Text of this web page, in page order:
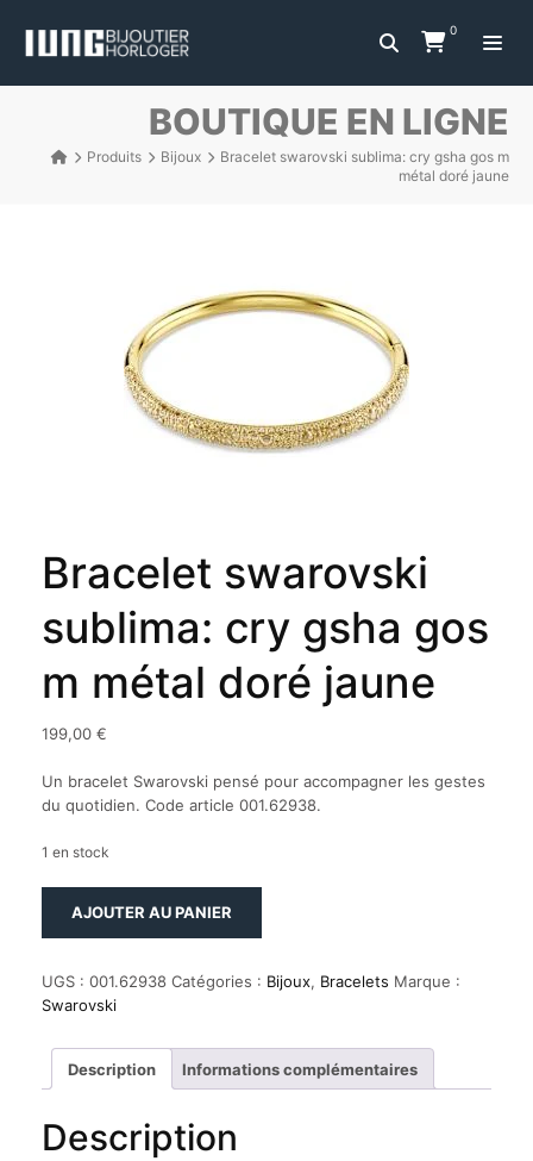
0
BOUTIQUE EN LIGNE
Produits Bijoux
Bracelet swarovski sublima: cry gsha gos m
métal doré jaune
Bracelet swarovski
sublima: cry gsha gos
m métal doré jaune
199,00 €
Un bracelet Swarovski pensé pour accompagner les gestes
du quotidien. Code article 001.62938.
1 en stock
sublima:
cry
m
doré
AJOUTER AU PANIER
UGS : 001.62938 Catégories : Bijoux, Bracelets Marque :
Swarovski
Description Informations complémentaires
Description